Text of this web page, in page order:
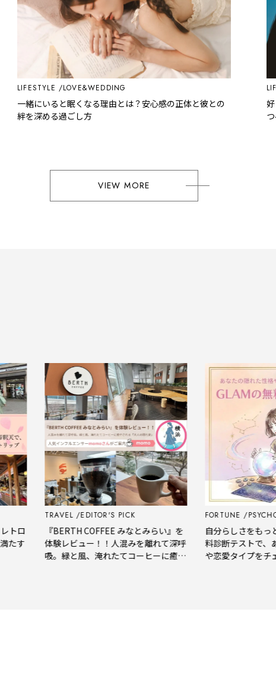
LIFESTYLE LOVE&WEDDING
一緒にいると眠くなる理由とは？安心感の正体と彼との
絆を深める過ごし方
VIEW MORE
EDITOR'S PICK
『BERTH COFFEE みなとみらい』を
体験レビュー！！人混みを離れて深呼
吸。緑と風、淹れたてコーヒーに癒や
PSYCHOLOGY
自分らしさをもっと知る。
料診断テストで、あなたの隠
や恋愛タイプをチェック